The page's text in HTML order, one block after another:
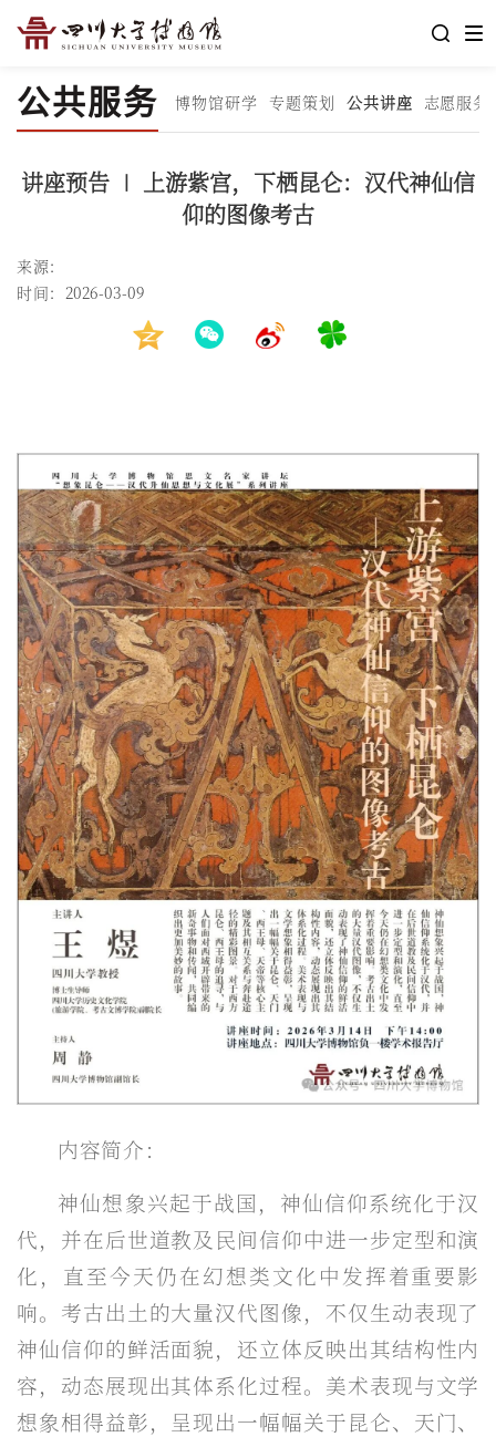
公共服务 博物馆研学 专题策划 公共讲座 志愿服务
讲座预告 ∣ 上游紫宫，下栖昆仑：汉代神仙信
仰的图像考古
来源：
时间：2026-03-09
内容简介：
神仙想象兴起于战国，神仙信仰系统化于汉
代，并在后世道教及民间信仰中进一步定型和演
化，直至今天仍在幻想类文化中发挥着重要影
响。考古出土的大量汉代图像，不仅生动表现了
神仙信仰的鲜活面貌，还立体反映出其结构性内
容，动态展现出其体系化过程。美术表现与文学
想象相得益彰，呈现出一幅幅关于昆仑、天门、